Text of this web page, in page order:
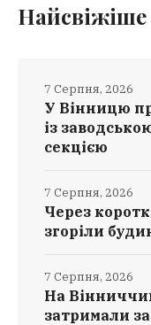
Найсвіжіше
У Вінницю
із
секцією
7 Серпня, 2026
Через
згоріли
7 Серпня, 2026
На
затримали
7 Серпня, 2026